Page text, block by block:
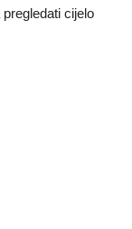
cijelo